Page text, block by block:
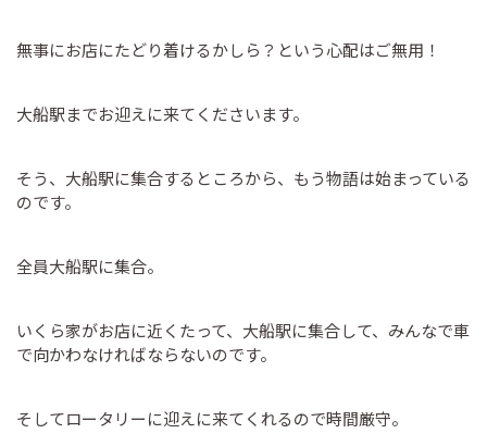
無事にお店にたどり着けるかしら？という心配はご無用！
大船駅までお迎えに来てくださいます。
そう、大船駅に集合するところから、もう物語は始まっている
のです。
全員大船駅に集合。
いくら家がお店に近くたって、大船駅に集合して、みんなで車
で向かわなければならないのです。
そしてロータリーに迎えに来てくれるので時間厳守。